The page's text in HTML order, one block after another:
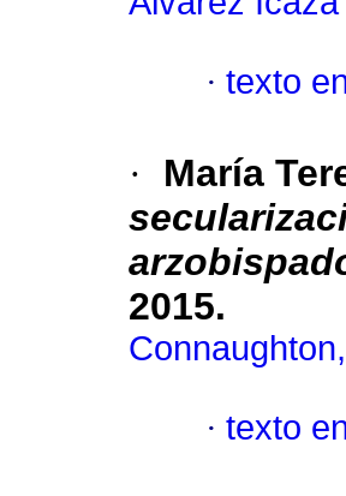
· texto
·
María
2015.
· texto